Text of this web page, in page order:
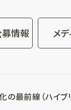
募情報 メ
の最前線（ハイブ